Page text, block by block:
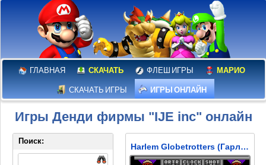
ГЛАВНАЯ СКАЧАТЬ ФЛЕШ ИГРЫ МАРИО
СКАЧАТЬ ИГРЫ ИГРЫ ОНЛАЙН
Игры Денди фирмы "IJE inc" онлайн
Harlem Globetrotters (Гарлем Глобтроттерс)
Поиск: